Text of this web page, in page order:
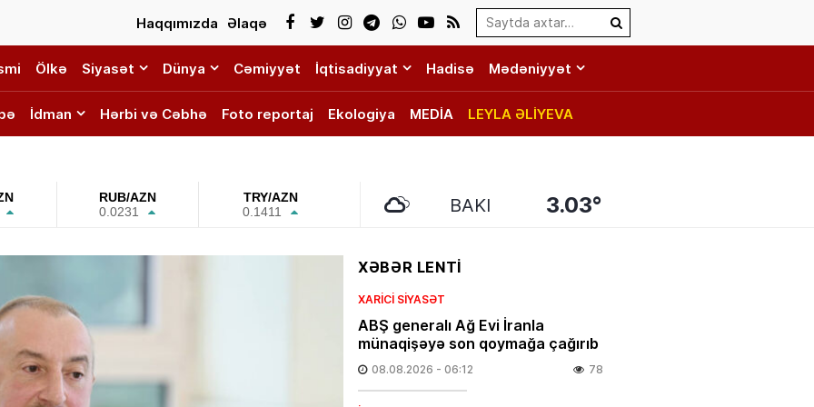
Search…
Haqqımızda Əlaqə
Ölkə Siyasət Dünya Cəmiyyət İqtisadiyyat Hadisə Mədəniyyət
İdman Hərbi və Cəbhə Foto reportaj Ekologiya MEDİA LEYLA ƏLİYEVA
RUB/AZN
0.0231
TRY/AZN
0.1411
BAKI 3.03°
XƏBƏR LENTİ
XARICI SIYASƏT
ABŞ generalı Ağ Evi İranla
münaqişəyə son qoymağa çağırıb
08.08.2026 - 06:12 78